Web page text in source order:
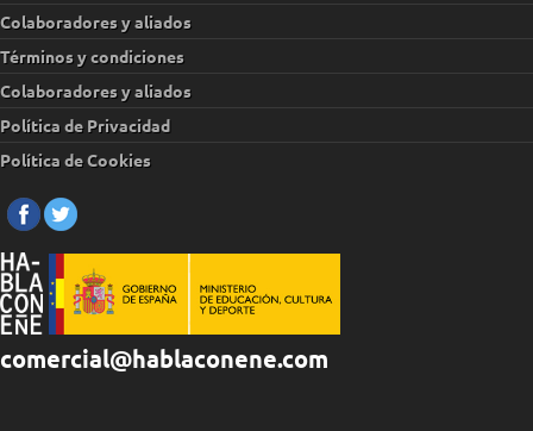
Colaboradores y aliados
Términos y condiciones
Colaboradores y aliados
Política de Privacidad
Política de Cookies
comercial@hablaconene.com